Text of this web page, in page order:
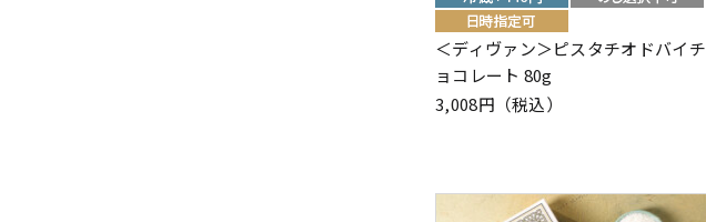
＜ディヴァン＞ピスタチオドバイチ
ョコレート 80g
3,008円（税込）